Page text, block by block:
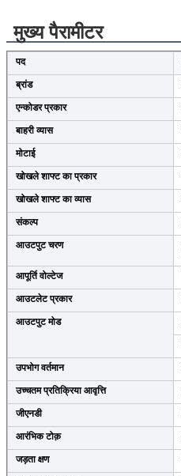
मुख्य पैरामीटर
पद
ब्रांड
एन्कोडर प्रकार
बाहरी व्यास
मोटाई
खोखले शाफ्ट का प्रकार
खोखले शाफ्ट का व्यास
संकल्प
आउटपुट चरण
आपूर्ति वोल्टेज
आउटलेट प्रकार
आउटपुट मोड
उपभोग वर्तमान
उच्चतम प्रतिक्रिया आवृत्ति
जीएनडी
आरंभिक टोक़
जड़ता क्षण